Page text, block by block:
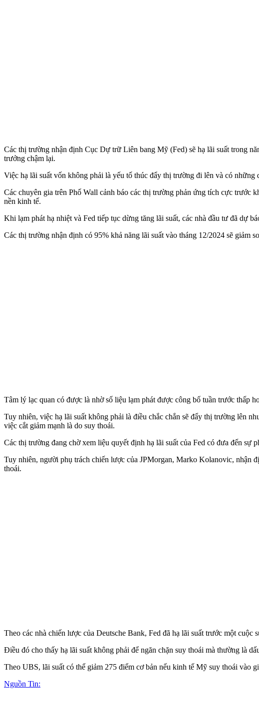
Các thị trường nhận định Cục Dự trữ Liên bang Mỹ (Fed) sẽ hạ lãi suất trong
trưởng chậm lại.
Việc hạ lãi suất vốn không phải là yếu tố thúc đẩy thị trường đi lên và có
Các chuyên gia trên Phố Wall cảnh báo các thị trường phản ứng tích cực trước
nền kinh tế.
Khi lạm phát hạ nhiệt và Fed tiếp tục dừng tăng lãi suất, các nhà đầu tư đã dự
Các thị trường nhận định có 95% khả năng lãi suất vào tháng 12/2024 sẽ giảm
Tâm lý lạc quan có được là nhờ số liệu lạm phát được công bố tuần trước thấp
Tuy nhiên, việc hạ lãi suất không phải là điều chắc chắn sẽ đẩy thị trường lên
việc cắt giảm mạnh là do suy thoái.
Các thị trường đang chờ xem liệu quyết định hạ lãi suất của Fed có đưa đến sự
Tuy nhiên, người phụ trách chiến lược của JPMorgan, Marko Kolanovic, nhận
thoái.
Theo các nhà chiến lược của Deutsche Bank, Fed đã hạ lãi suất trước một
Điều đó cho thấy hạ lãi suất không phải để ngăn chặn suy thoái mà thường là
Theo UBS, lãi suất có thể giảm 275 điểm cơ bản nếu kinh tế Mỹ suy thoái vào
Nguồn Tin: